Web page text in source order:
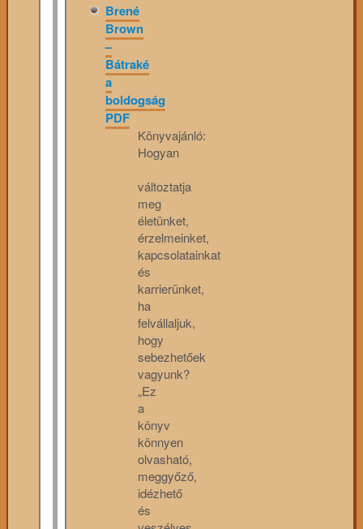
Brené
Brown
–
Bátraké
a
boldogság
PDF
Könyvajánló:
Hogyan
változtatja
meg
életünket,
érzelmeinket,
kapcsolatainkat
és
karrierünket,
ha
felvállaljuk,
hogy
sebezhetőek
vagyunk?
„Ez
a
könyv
könnyen
olvasható,
meggyőző,
idézhető
és